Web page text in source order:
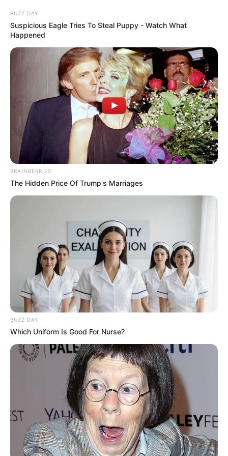
BUZZ DAY
Suspicious Eagle Tries To Steal Puppy - Watch What
Happened
BRAINBERRIES
The Hidden Price Of Trump's Marriages
BUZZ DAY
Which Uniform Is Good For Nurse?